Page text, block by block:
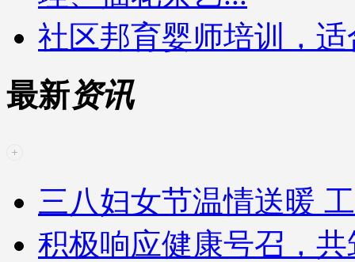
社区邦育婴师培训，
最新资讯
三八妇女节温情送暖
积极响应健康号召，